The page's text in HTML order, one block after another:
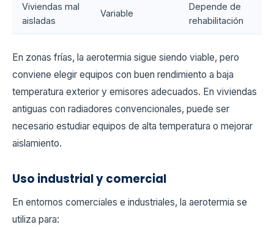
Viviendas mal
aisladas
Variable
Depende de
rehabilitación
En zonas frías, la aerotermia sigue siendo viable, pero
conviene elegir equipos con buen rendimiento a baja
temperatura exterior y emisores adecuados. En viviendas
antiguas con radiadores convencionales, puede ser
necesario estudiar equipos de alta temperatura o mejorar
aislamiento.
Uso industrial y comercial
En entornos comerciales e industriales, la aerotermia se
utiliza para: